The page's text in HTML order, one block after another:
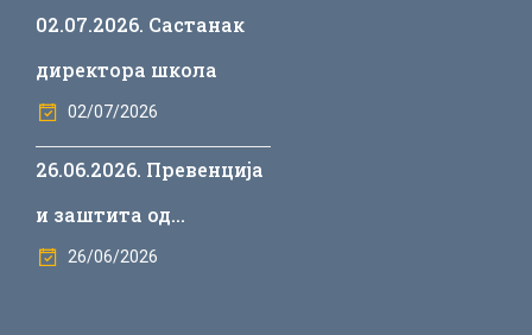
02.07.2026. Састанак
директора школа
02/07/2026
26.06.2026. Превенција
и заштита од
дискриминације у
26/06/2026